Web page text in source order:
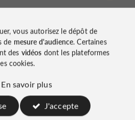
réseaux
vous autorisez le dépôt de
de mesure d'audience. Certaines
des vidéos dont les plateformes
cookies.
En savoir plus
J'accepte